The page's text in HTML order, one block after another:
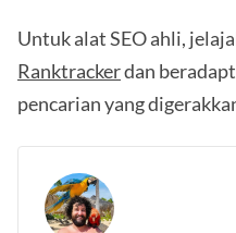
Untuk alat SEO ahli,
Ranktrackerdan
pencarian yang